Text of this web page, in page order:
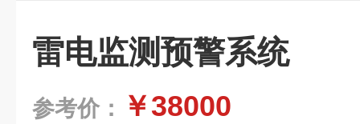
雷电监测预警系统
参考价： ￥38000